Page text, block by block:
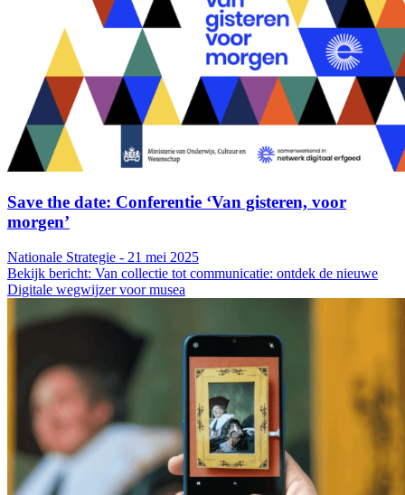
Save the date: Conferentie ‘Van gisteren, voor
morgen’
Nationale Strategie - 21 mei 2025
Bekijk bericht: Van collectie tot communicatie: ontdek de nieuwe
Digitale wegwijzer voor musea